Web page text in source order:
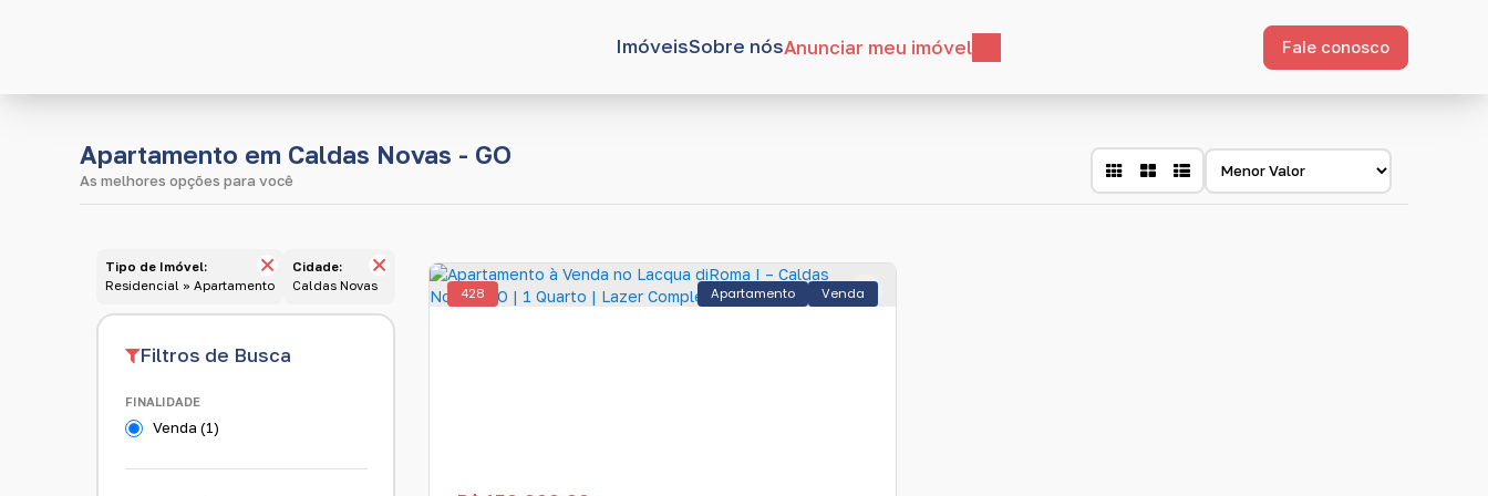
Fale conosco
Anunciar meu imóvel
Sobre nós
Imóveis
Apartamento em Caldas Novas - GO
Tipo de Imóvel:
Residencial » Apartamento
Cidade:
Caldas Novas
FINALIDADE
Venda (1)
428 Apartamento